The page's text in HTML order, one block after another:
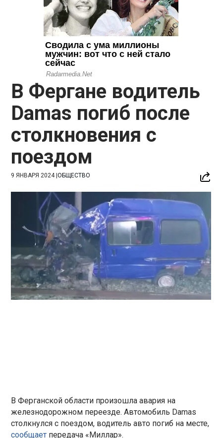
В Фергане водитель
Damas погиб после
столкновения с
поездом
9 ЯНВАРЯ 2024|ОБЩЕСТВО
В Ферганской области произошла авария на
железнодорожном переезде. Автомобиль Damas
столкнулся с поездом, водитель авто погиб на месте,
сообщает передача «Миллар».